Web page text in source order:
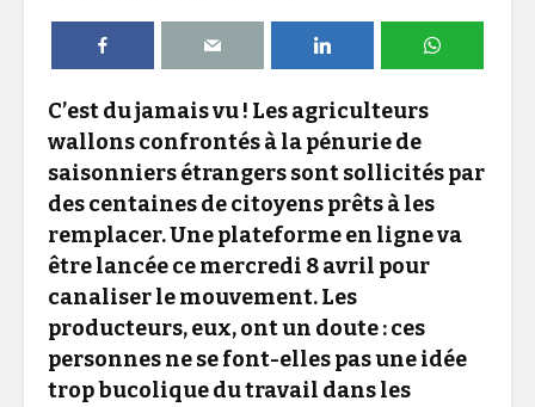
C’est du jamais vu ! Les agriculteurs
wallons confrontés à la pénurie de
saisonniers étrangers sont sollicités par
des centaines de citoyens prêts à les
remplacer. Une plateforme en ligne va
être lancée ce mercredi 8 avril pour
canaliser le mouvement. Les
producteurs, eux, ont un doute : ces
personnes ne se font-elles pas une idée
trop bucolique du travail dans les